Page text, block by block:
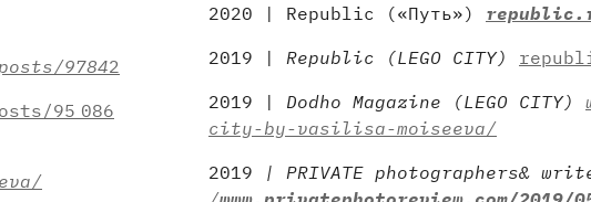
97842
95 086
2020 | Republic («Путь»)
2019 | Republic (LEGO CITY)
2019 |
Dodho Magazine (LEGO CITY)
city-by-vasilisa-moiseeva/
2019 | PRIVATE photographers&